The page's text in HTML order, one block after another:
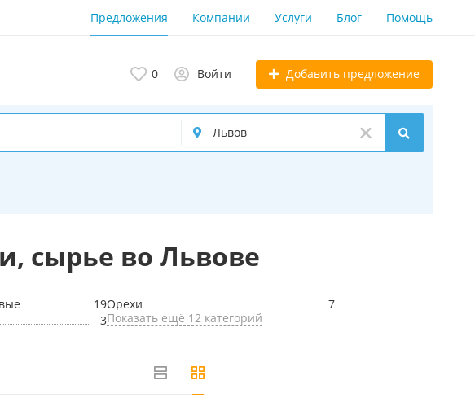
Предложения Компании Услуги Блог Помощь
0 Войти Добавить предложение
сырье во Львове
19Орехи
7
3Показать ещё 12 категорий